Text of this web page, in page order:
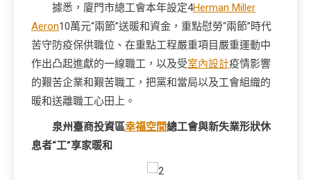
據悉，廈門市總工會本年設定4Herman Miller
Aeron10萬元“兩節”送暖和資金，重點慰勞“兩節”時代
苦守防疫保供職位、在重點工程嚴重項目嚴重運動中
作出凸起進獻的一線職工，以及受室內設計疫情影響
的艱苦企業和艱苦職工，把黨和當局以及工會組織的
暖和送離職工心田上。
泉州臺商投資區幸福空間總工會與新失業形狀休
息者“工”享家暖和